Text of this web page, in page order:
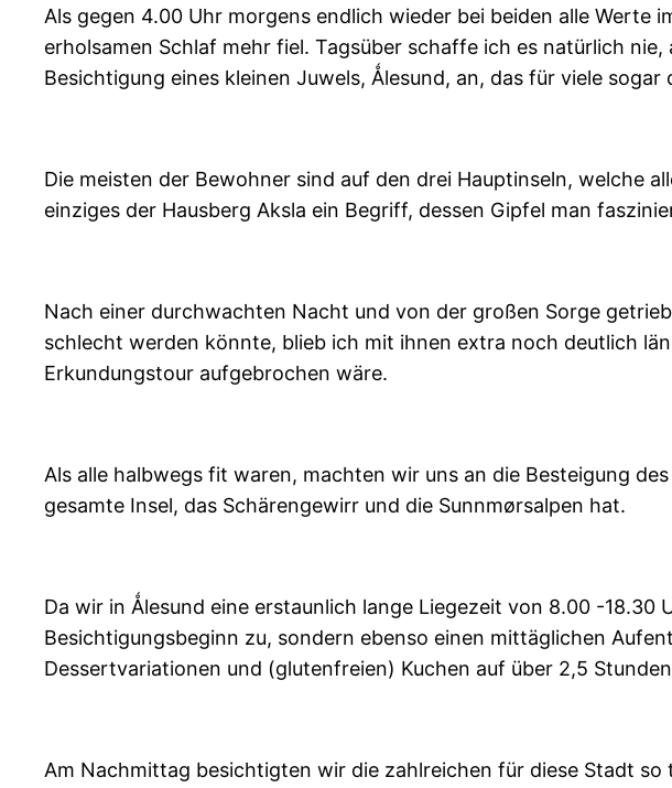
Als gegen 4.00 Uhr morgens endlich wieder bei beiden alle Werte
erholsamen Schlaf mehr fiel. Tagsüber schaffe ich es natürlich
Besichtigung eines kleinen Juwels, Ǻlesund, an, das für viele
Die meisten der Bewohner sind auf den drei Hauptinseln, welche
einziges der Hausberg Aksla ein Begriff, dessen Gipfel man
Nach einer durchwachten Nacht und von der großen Sorge
schlecht werden könnte, blieb ich mit ihnen extra noch deutlich
Erkundungstour aufgebrochen wäre.
Als alle halbwegs fit waren, machten wir uns an die Besteigung
gesamte Insel, das Schärengewirr und die Sunnmørsalpen hat.
Da wir in Ǻlesund eine erstaunlich lange Liegezeit von 8.00 -
Besichtigungsbeginn zu, sondern ebenso einen mittäglichen
Dessertvariationen und (glutenfreien) Kuchen auf über 2,5
Am Nachmittag besichtigten wir die zahlreichen für diese Stadt